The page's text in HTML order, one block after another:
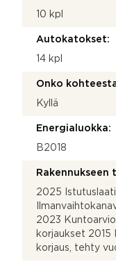
10 kpl
Autokatokset:
14 kpl
Onko
Kyllä
Energialuokka:
B2018
2025
2023
korjaukset 2015
korjaus, tehty